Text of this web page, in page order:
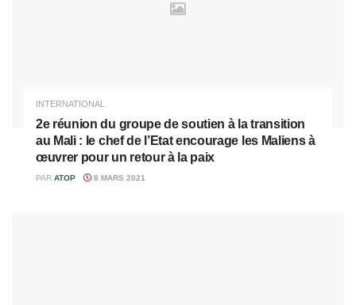
INTERNATIONAL
2e réunion du groupe de soutien à la transition
au Mali : le chef de l’Etat encourage les Maliens à
œuvrer pour un retour à la paix
PAR ATOP 8 MARS 2021